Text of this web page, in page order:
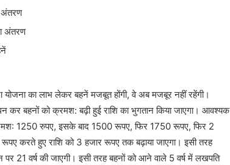
अंतरण
अंतरण
योजना का लाभ लेकर बहनें मजबूत होंगी, वे अब मजबूर नहीं रहेंगी।
कर बहनों को क्रमश: बढ़ी हुई राशि का भुगतान किया जाएगा। आवश्यक
1250 रुपए, इसके बाद 1500 रूपए, फिर 1750 रूपए, फिर 2
हुए राशि को 3 हजार रूपए तक बढ़ाया जाएगा। इसी तरह
21 वर्ष की जाएगी। इसी तरह बहनों को आने वाले 5 वर्ष में लखपति